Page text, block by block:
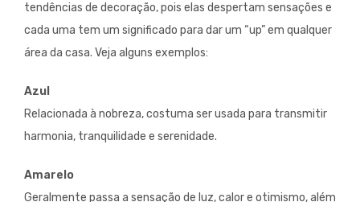
tendências de decoração, pois elas despertam sensações e
cada uma tem um significado para dar um “up” em qualquer
área da casa. Veja alguns exemplos:
Azul
Relacionada à nobreza, costuma ser usada para transmitir
harmonia, tranquilidade e serenidade.
Amarelo
Geralmente passa a sensação de luz, calor e otimismo, além